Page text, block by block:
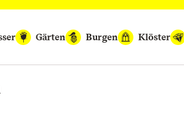
Gärten Burgen Klöster